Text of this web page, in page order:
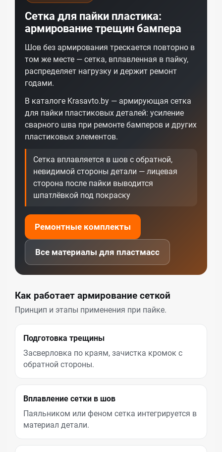
Сетка для пайки пластика:
армирование трещин бампера
Шов без армирования трескается повторно в
том же месте — сетка, вплавленная в пайку,
распределяет нагрузку и держит ремонт
годами.
В каталоге Krasavto.by — армирующая сетка
для пайки пластиковых деталей: усиление
сварного шва при ремонте бамперов и других
пластиковых элементов.
Сетка вплавляется в шов с обратной,
невидимой стороны детали — лицевая
сторона после пайки выводится
шпатлёвкой под покраску
Ремонтные комплекты
Все материалы для пластмасс
Как работает армирование сеткой
Принцип и этапы применения при пайке.
Подготовка трещины
Засверловка по краям, зачистка кромок с
обратной стороны.
Вплавление сетки в шов
Паяльником или феном сетка интегрируется в
материал детали.